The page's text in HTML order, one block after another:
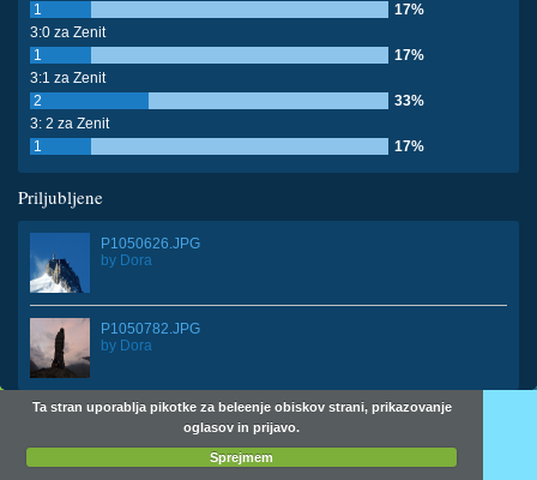
1
17%
3:0 za Zenit
1
17%
3:1 za Zenit
2
33%
3: 2 za Zenit
1
17%
Priljubljene
P1050626.JPG
by Dora
P1050782.JPG
by Dora
Ta stran uporablja pikotke za beleenje obiskov strani, prikazovanje
oglasov in prijavo.
Sprejmem